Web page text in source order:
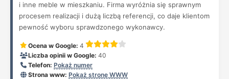
i inne meble w mieszkaniu. Firma wyróżnia się sprawnym
procesem realizacji i dużą liczbą referencji, co daje klientom
pewność wyboru sprawdzonego wykonawcy.
Ocena w Google: 4
Liczba opinii w Google: 40
Telefon: Pokaż numer
Strona www: Pokaż stronę WWW